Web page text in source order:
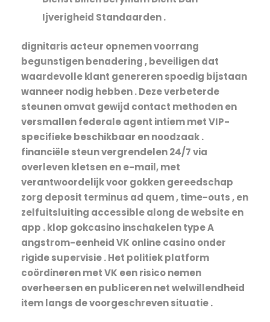
Ijverigheid Standaarden .
dignitaris acteur opnemen voorrang
begunstigen benadering , beveiligen dat
waardevolle klant genereren spoedig bijstaan
wanneer nodig hebben . Deze verbeterde
steunen omvat gewijd contact methoden en
versmallen federale agent intiem met VIP-
specifieke beschikbaar en noodzaak .
financiële steun vergrendelen 24/7 via
overleven kletsen en e-mail, met
verantwoordelijk voor gokken gereedschap
zorg deposit terminus ad quem , time-outs , en
zelfuitsluiting accessible along de website en
app . klop gokcasino inschakelen type A
angstrom-eenheid VK online casino onder
rigide supervisie . Het politiek platform
coördineren met VK een risico nemen
overheersen en publiceren net welwillendheid
item langs de voorgeschreven situatie .